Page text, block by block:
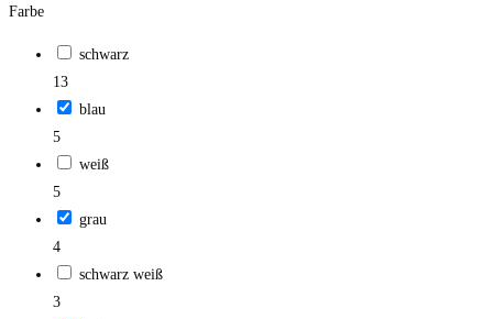
Farbe
schwarz
13
blau
5
weiß
5
grau
4
schwarz weiß
3